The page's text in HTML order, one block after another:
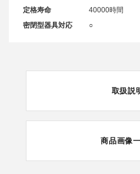
定格寿命
40000時間
密閉型器具対応
○
取扱説
商品画像